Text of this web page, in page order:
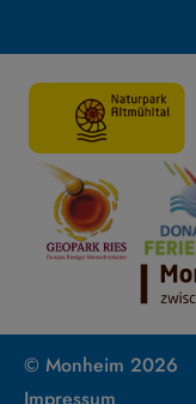
© Monheim 2026
Impressum